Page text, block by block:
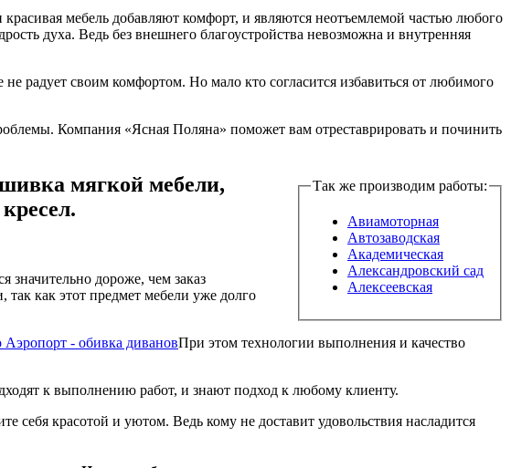
мебель добавляют комфорт, и являются неотъемлемой частью любого
духа. Ведь без внешнего благоустройства невозможна и внутренняя
радует своим комфортом. Но мало кто согласится избавиться от любимого
Компания «Ясная Поляна» поможет вам отреставрировать и починить
Так же производим работы:
Авиамоторная
Автозаводская
Академическая
Александровский сад
Алексеевская
мягкой мебели,
дороже, чем заказ
как этот предмет мебели уже долго
При этом технологии выполнения и качество
к выполнению работ, и знают подход к любому клиенту.
красотой и уютом. Ведь кому не доставит удовольствия насладится